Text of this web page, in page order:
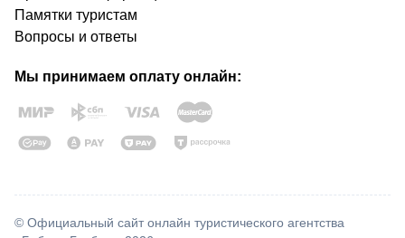
Памятки туристам
Вопросы и ответы
Мы принимаем оплату онлайн:
© Официальный сайт онлайн туристического агентства